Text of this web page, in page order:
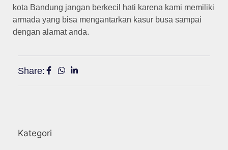
kota Bandung jangan berkecil hati karena kami memiliki
armada yang bisa mengantarkan kasur busa sampai
dengan alamat anda.
Share:
Kategori